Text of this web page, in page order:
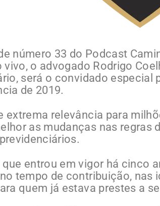
número 33 do Podcast
vivo, o advogado Rodrigo
será o convidado
de 2019.
extrema relevância para
as mudanças nas regras
que entrou em vigor há cinco
tempo de contribuição, nas
quem já estava prestes a